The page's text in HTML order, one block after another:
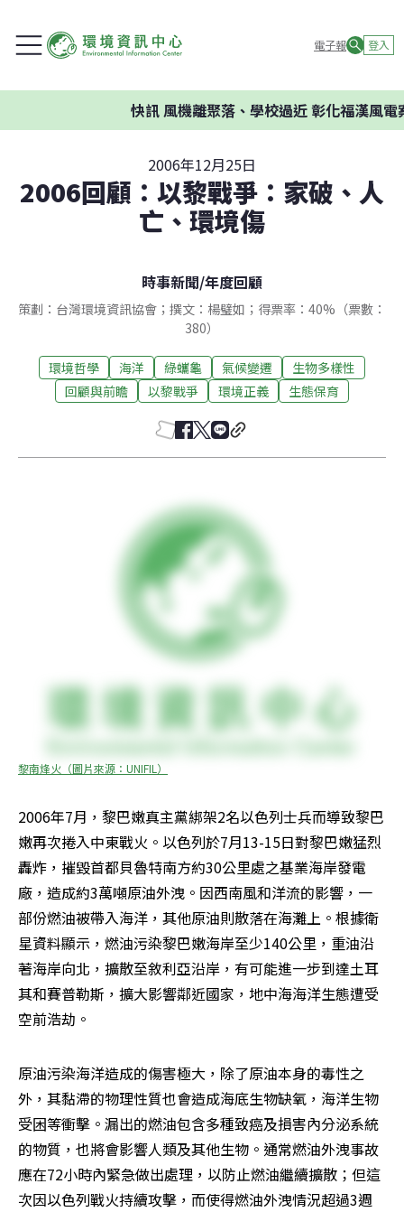
電子報 登入
快訊風機離聚落、學校過近 彰化福漢風電案
2006年12月25日
2006回顧：以黎戰爭：家破、人
亡、環境傷
時事新聞/年度回顧
策劃：台灣環境資訊協會；撰文：楊璧如；得票率：40%（票數：
380）
環境哲學 海洋 綠蠵龜 氣候變遷
生物多樣性
回顧與前瞻
以黎戰爭 環境正義 生態保育
黎南烽火（圖片來源：UNIFIL）
2006年7月，黎巴嫩真主黨綁架2名以色列士兵而導致黎巴
嫩再次捲入中東戰火。以色列於7月13-15日對黎巴嫩猛烈
轟炸，摧毀首都貝魯特南方約30公里處之基業海岸發電
廠，造成約3萬噸原油外洩。因西南風和洋流的影響，一
部份燃油被帶入海洋，其他原油則散落在海灘上。根據衛
星資料顯示，燃油污染黎巴嫩海岸至少140公里，重油沿
著海岸向北，擴散至敘利亞沿岸，有可能進一步到達土耳
其和賽普勒斯，擴大影響鄰近國家，地中海海洋生態遭受
空前浩劫。
原油污染海洋造成的傷害極大，除了原油本身的毒性之
外，其黏滯的物理性質也會造成海底生物缺氧，海洋生物
受困等衝擊。漏出的燃油包含多種致癌及損害內分泌系統
的物質，也將會影響人類及其他生物。通常燃油外洩事故
應在72小時內緊急做出處理，以防止燃油繼續擴散；但這
次因以色列戰火持續攻擊，而使得燃油外洩情況超過3週